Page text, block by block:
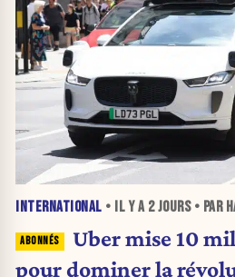
INTERNATIONAL • IL Y A 2 JOURS• PAR
Uber mise 10
pour dominer la